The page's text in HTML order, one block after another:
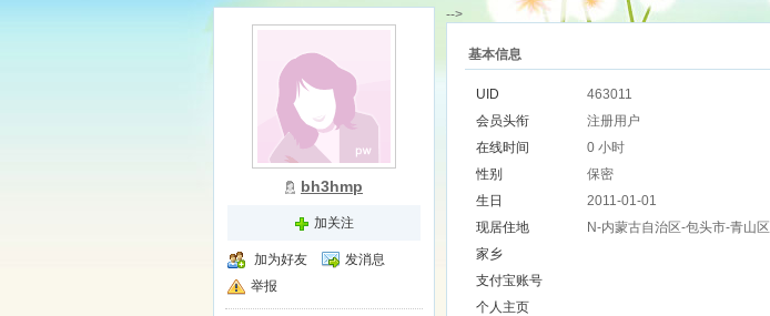
-->
bh3hmp
加关注
加为好友
发消息
举报
基本信息
UID
463011
会员头衔
注册用户
在线时间
0 小时
性别
保密
生日
2011-01-01
现居住地
N-内蒙古自治区-包头市-青山区
家乡
支付宝账号
个人主页